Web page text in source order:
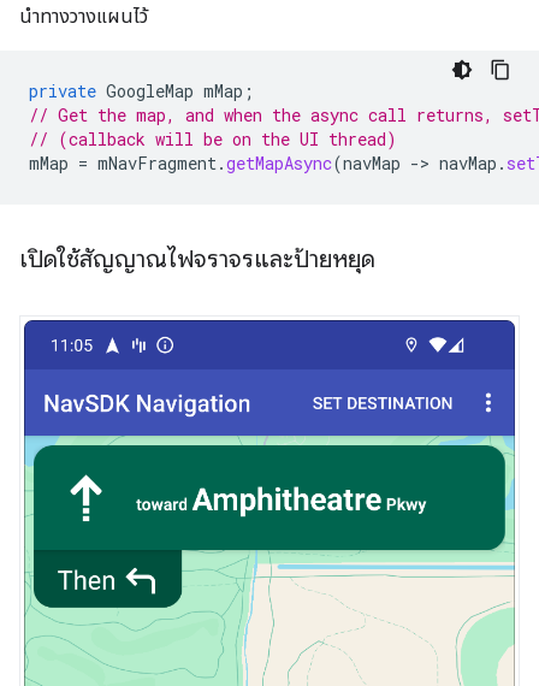
นำทางวางแผนไว้
private GoogleMap mMap ;
// Get the map, and when the async call returns,
// (callback will be on the UI thread)
mMap = mNavFragment .getMapAsync(navMap -> navMap .
เปิดใช้สัญญาณไฟจราจรและป้ายหยุด